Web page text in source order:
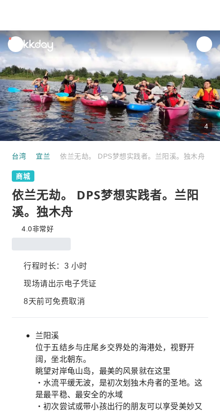
unread
notifications
4
台湾 宜兰 依兰无劫。 DPS梦想实践者。兰阳溪。独木舟
商城
依兰无劫。 DPS梦想实践者。兰阳
溪。独木舟
4.0非常好
行程时长：3 小时
现场请出示电子凭证
8天前可免费取消
兰阳溪
位于五结乡与庄尾乡交界处的海港处，视野开
阔，坐北朝东。
眺望对岸龟山岛，最美的风景就在这里
・水流平缓无波，是初次划独木舟者的圣地。这
是最平稳、最安全的水域
・初次尝试或带小孩出行的朋友可以享受美妙又